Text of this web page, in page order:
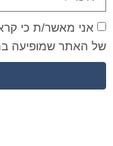
אני מאשר/ת כי
של האתר שמופיעה